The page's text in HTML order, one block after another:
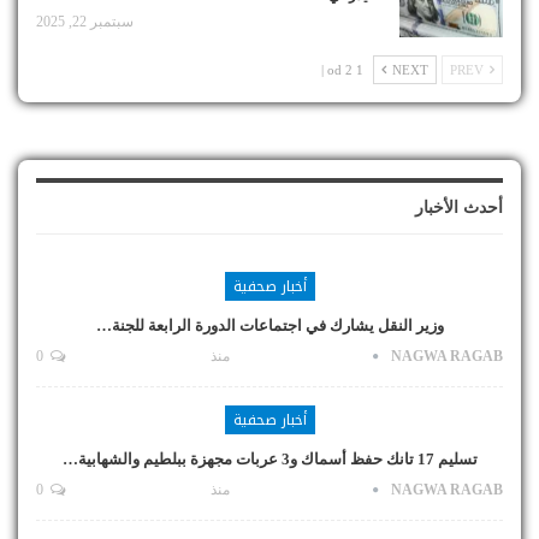
سبتمبر 22, 2025
NEXT
1 od 2 |
أحدث الأخبار
أخبار صحفية
وزير النقل يشارك في اجتماعات الدورة الرابعة للجنة…
NAGWA RAGAB منذ
أخبار صحفية
تسليم 17 تانك حفظ أسماك و3 عربات مجهزة ببلطيم والشهابية…
NAGWA RAGAB منذ